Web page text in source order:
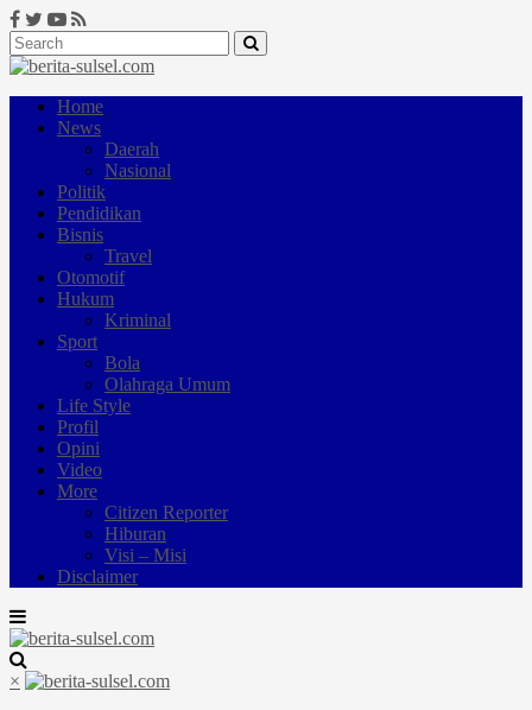
Home
News
Daerah
Nasional
Politik
Pendidikan
Bisnis
Travel
Otomotif
Hukum
Kriminal
Sport
Bola
Olahraga Umum
Life Style
Profil
Opini
Video
More
Citizen Reporter
Hiburan
Visi – Misi
Disclaimer
×